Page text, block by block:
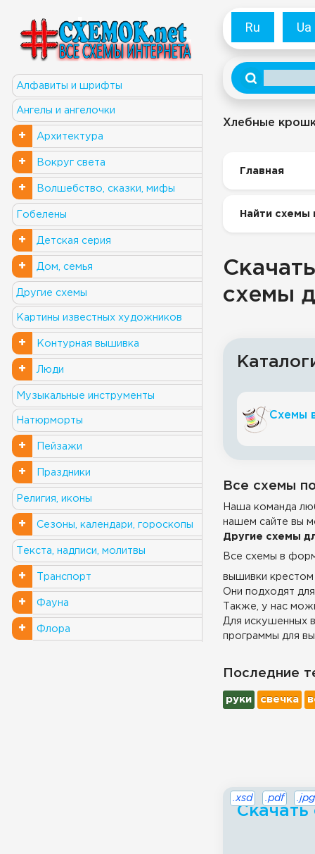
Алфавиты и шрифты
Ангелы и ангелочки
+ Архитектура
+ Вокруг света
+ Волшебство, сказки, мифы
Гобелены
+ Детская серия
+ Дом, семья
Другие схемы
Картины известных художников
+ Контурная вышивка
+ Люди
Музыкальные инструменты
Натюрморты
+ Пейзажи
+ Праздники
Религия, иконы
+ Сезоны, календари, гороскопы
Текста, надписи, молитвы
+ Транспорт
+ Фауна
+ Флора
Ru Ua
Хлебные
Главная
Найти схемы
схемы
Схемы
Все схемы
Наша команда
нашем сайте вы
Другие схемы
Все схемы в
вышивки крестом
Они подходят
Также, у нас
Для искушенных
программы для
Последние
руки свечка
.xsd .pdf .jpg